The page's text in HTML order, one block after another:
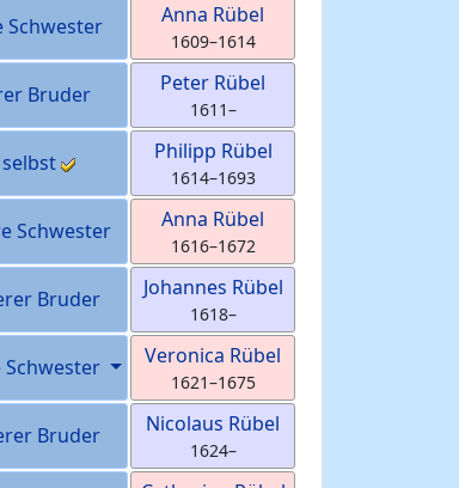
Schwester Anna Rübel
1609–1614
Bruder Peter Rübel
1611–
Philipp Rübel
1614–1693
Schwester Anna Rübel
1616–1672
Bruder Johannes Rübel
1618–
Veronica Rübel
1621–1675
Bruder Nicolaus Rübel
1624–